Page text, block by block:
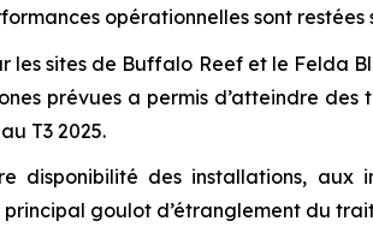
opérationnelles sont restées
les sites de Buffalo Reef et le Felda
prévues a permis d’atteindre des
T3 2025.
des installations, aux
goulot d’étranglement du